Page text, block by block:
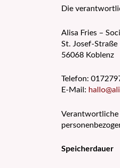
Die
Alisa Fries –
St. Josef-Straße
56068 Koblenz
Telefon:
E-Mail:
Verantwortliche
Speicherdauer